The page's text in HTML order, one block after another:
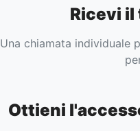
Ricevi il
Una chiamata individuale
Ottieni